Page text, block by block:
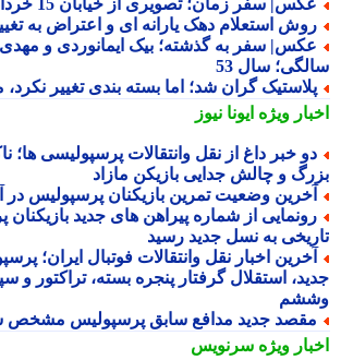
سفر زمان؛ تصویری از خیابان 15 خرداد تهران در سال 1356
استعلام دهک یارانه ای و اعتراض به
سال 53
گران شد؛ اما بسته بندی تغییر نکرد،
ویژهایونا نیوز
خبر داغ از نقل وانتقالات پرسپولیسی ها؛
و چالش جدایی بازیکن مازاد
وضعیت تمرین بازیکنان پرسپولیس در
از شماره پیراهن های جدید بازیکنان
به نسل جدید رسید
اخبار نقل وانتقالات فوتبال ایران؛
استقلال گرفتار پنجره بسته، تراکتور و
جدید مدافع سابق پرسپولیس مشخص شد
ویژهسرنویس